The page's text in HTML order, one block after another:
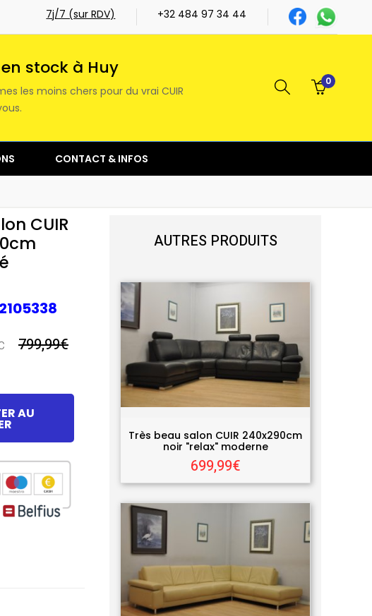
7j/7 (sur RDV) +32 484 97 34 44
stock à Huy
les moins chers pour du vrai CUIR
0
CONTACT & INFOS
CUIR
799,99€
AU
AUTRES PRODUITS
Très beau salon CUIR 240x290cm
noir "relax" moderne
699,99€